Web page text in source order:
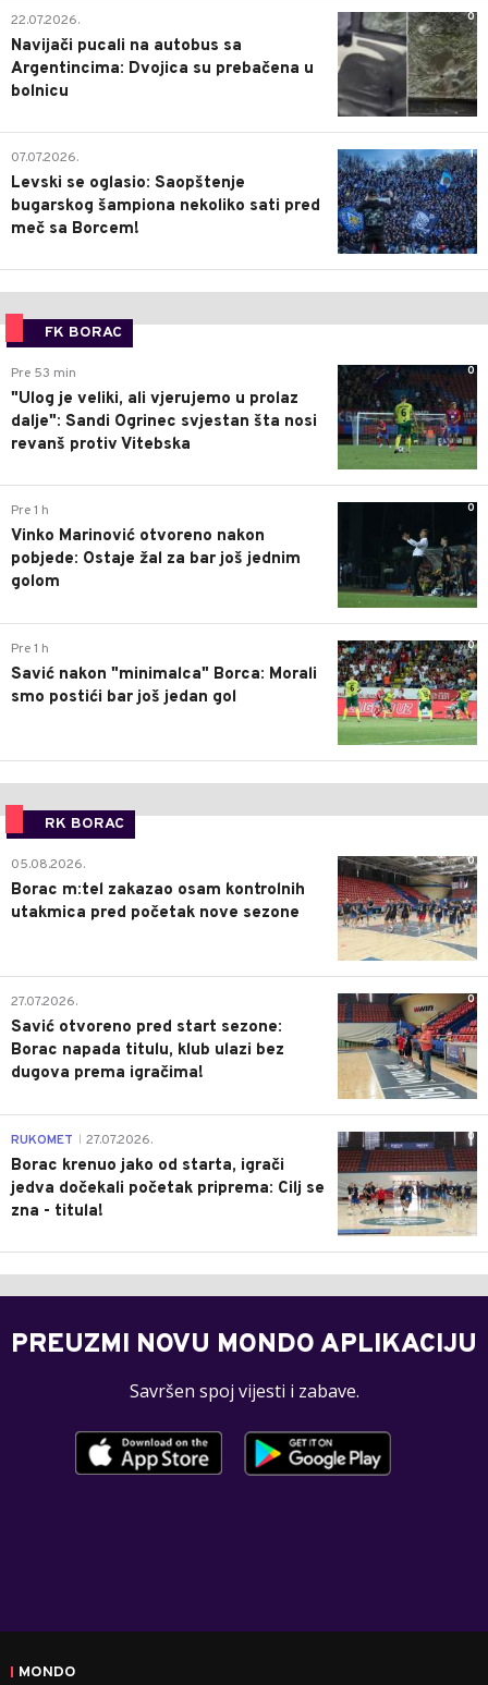
0
22.07.2026.
Navijači pucali na autobus sa
Argentincima: Dvojica su prebačena u
bolnicu
1
07.07.2026.
Levski se oglasio: Saopštenje
bugarskog šampiona nekoliko sati pred
meč sa Borcem!
FK BORAC
0
Pre 53 min
"Ulog je veliki, ali vjerujemo u prolaz
dalje": Sandi Ogrinec svjestan šta nosi
revanš protiv Vitebska
0
Pre 1 h
Vinko Marinović otvoreno nakon
pobjede: Ostaje žal za bar još jednim
golom
0
Pre 1 h
Savić nakon "minimalca" Borca: Morali
smo postići bar još jedan gol
RK BORAC
0
05.08.2026.
Borac m:tel zakazao osam kontrolnih
utakmica pred početak nove sezone
0
27.07.2026.
Savić otvoreno pred start sezone:
Borac napada titulu, klub ulazi bez
dugova prema igračima!
0
RUKOMET 27.07.2026.
Borac krenuo jako od starta, igrači
jedva dočekali početak priprema: Cilj se
zna - titula!
PREUZMI NOVU MONDO APLIKACIJU
Savršen spoj vijesti i zabave.
MONDO